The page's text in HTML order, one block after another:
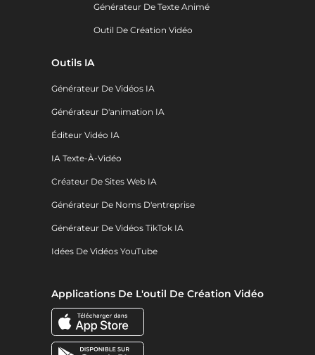
Générateur De Texte Animé
Outil De Création Vidéo
Outils IA
Générateur De Vidéos IA
Générateur D'animation IA
Éditeur Vidéo IA
IA Texte-À-Vidéo
Créateur De Sites Web IA
Générateur De Noms D'entreprise
Générateur De Vidéos TikTok IA
Idées De Vidéos YouTube
Applications De L'outil De Création Vidéo